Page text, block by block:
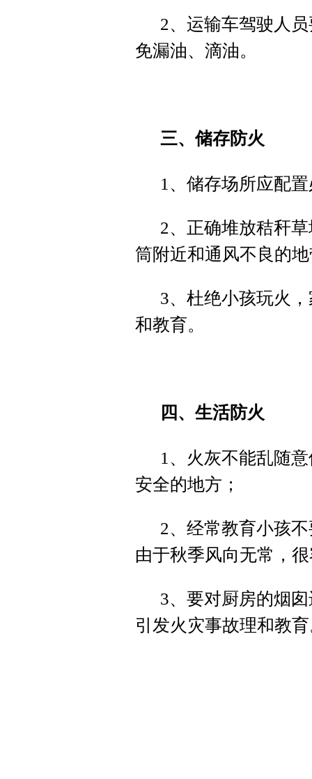
2、运输车驾驶人
免漏油、滴油。
三、储存防火
1、储存场所应配
2、正确堆放秸秆
筒附近和通风不良的
3、杜绝小孩玩火
和教育。
四、生活防火
1、火灰不能乱随
安全的地方；
2、经常教育小孩
由于秋季风向无常，
3、要对厨房的烟
引发火灾事故理和教